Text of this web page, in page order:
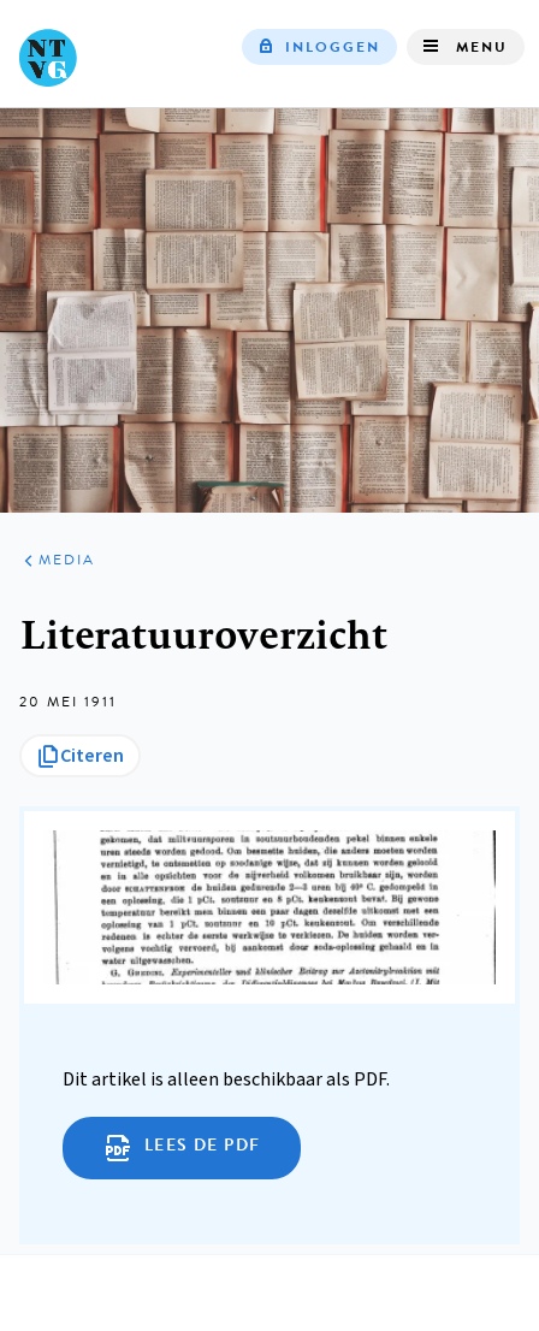
navigation
INLOGGEN MENU
ARTIKELEN
VARIA
MEDIA
Literatuuroverzicht
20 MEI 1911
Citeren
Dit artikel is alleen beschikbaar als PDF.
LEES DE PDF